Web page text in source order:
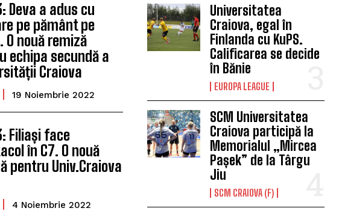
Deva a adus cu
pe pământ pe
O nouă remiză
echipa secundă a
Craiova
19 Noiembrie 2022
Filiași face
în C7. O nouă
pentru Univ.Craiova
4 Noiembrie 2022
Universitatea
Craiova, egal în
Finlanda cu KuPS.
Calificarea se decide
în Bănie
EUROPA LEAGUE
SCM Universitatea
Craiova participă la
Memorialul „Mircea
Pașek” de la Târgu
Jiu
SCM CRAIOVA (F)